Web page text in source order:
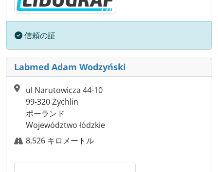
信頼の証
Labmed Adam Wodzyński
ul Narutowicza 44-10
99-320 Żychlin
ポーランド
Województwo łódzkie
8,526 キロメートル